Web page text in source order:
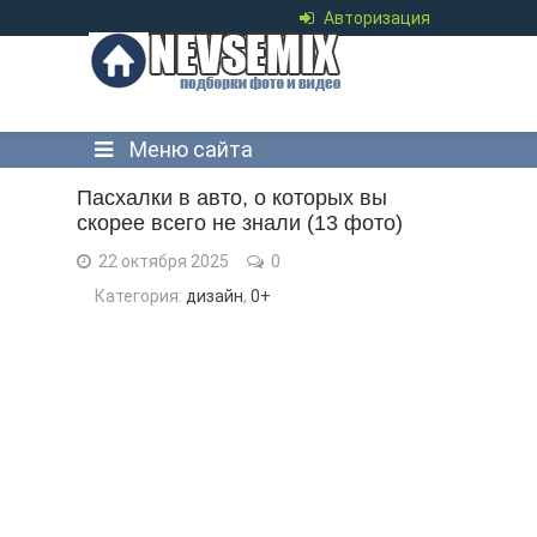
Авторизация
Меню сайта
Пасхалки в авто, о которых вы
скорее всего не знали (13 фото)
22 октября 2025
0
Категория: дизайн, 0+